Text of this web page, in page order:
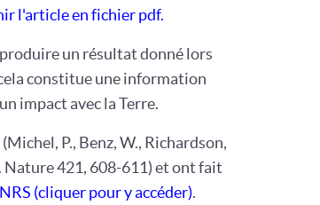
l'article en fichier pdf.
un résultat donné lors
constitue une information
impact avec la Terre.
P., Benz, W., Richardson,
Nature 421, 608-611) et ont fait
(cliquer pour y accéder).